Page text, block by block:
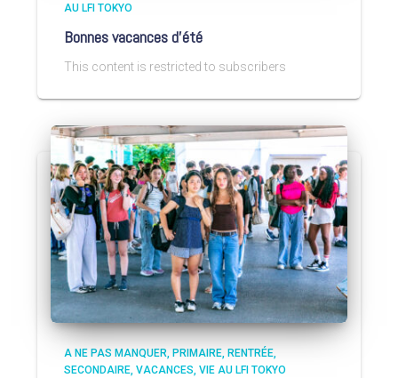
AU LFI TOKYO
Bonnes vacances d’été
This content is restricted to subscribers
A NE PAS MANQUER PRIMAIRE RENTRÉE
SECONDAIRE VACANCES VIE AU LFI TOKYO